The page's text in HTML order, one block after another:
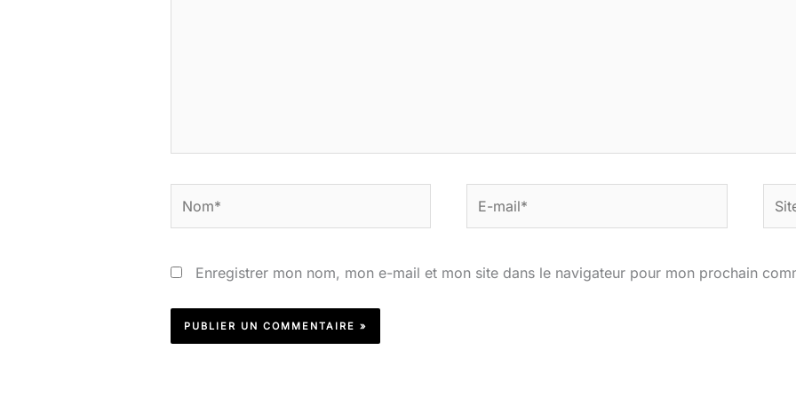
mail*
Enregistrer mon nom, mon e-mail et mon site dans le navigateur pour mon prochain